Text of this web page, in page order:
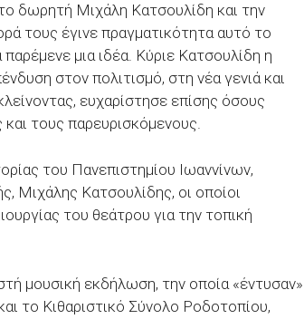
δωρητή Μιχάλη Κατσουλίδη και την
τους έγινε πραγματικότητα αυτό το
μια ιδέα. Κύριε Κατσουλίδη η
στον πολιτισμό, στη νέα γενιά και
ευχαρίστησε επίσης όσους
τους παρευρισκόμενους.
του Πανεπιστημίου Ιωαννίνων,
Μιχάλης Κατσουλίδης, οι οποίοι
του θεάτρου για την τοπική
μουσική εκδήλωση, την οποία «έντυσαν»
το Κιθαριστικό Σύνολο Ροδοτοπίου,